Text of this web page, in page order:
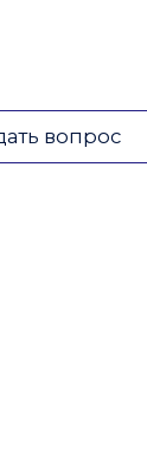
вопрос